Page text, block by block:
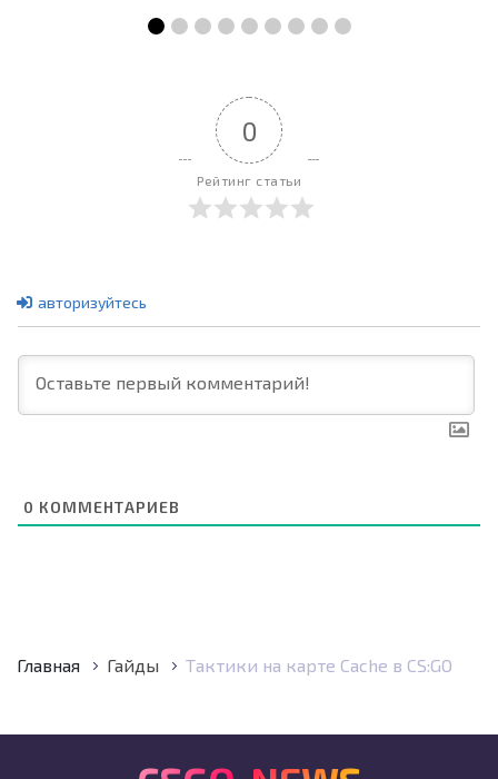
0
Рейтинг статьи
авторизуйтесь
0 КОММЕНТАРИЕВ
Главная Гайды Тактики на карте Cache в CS:GO